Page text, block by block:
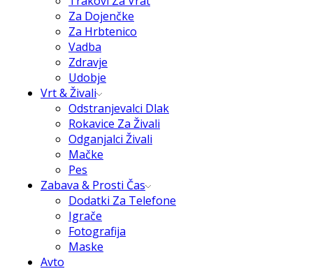
Za Dojenčke
Za Hrbtenico
Vadba
Zdravje
Udobje
Vrt & Živali
Odstranjevalci Dlak
Rokavice Za Živali
Odganjalci Živali
Mačke
Pes
Zabava & Prosti Čas
Dodatki Za Telefone
Igrače
Fotografija
Maske
Avto